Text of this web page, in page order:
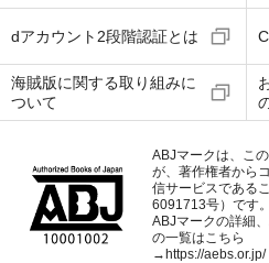
dアカウント2段階認証とは
海賊版に関する取り組みに
ついて
ABJマークは、こ
が、著作権者から
信サービスである
6091713号）です。
ABJマークの詳細
の一覧はこちら
→ https://aebs.or.jp/